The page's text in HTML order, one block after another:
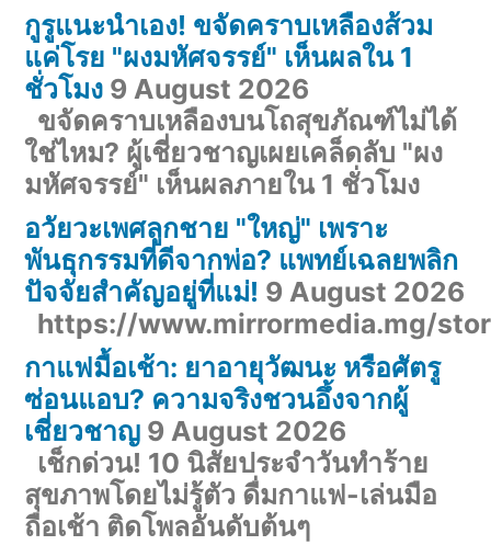
กูรูแนะนำเอง! ขจัดคราบเหลืองส้วม
แค่โรย "ผงมหัศจรรย์" เห็นผลใน 1
ชั่วโมง 9 August 2026
ขจัดคราบเหลืองบนโถสุขภัณฑ์ไม่ได้
ใช่ไหม? ผู้เชี่ยวชาญเผยเคล็ดลับ "ผง
มหัศจรรย์" เห็นผลภายใน 1 ชั่วโมง
อวัยวะเพศลูกชาย "ใหญ่" เพราะ
พันธุกรรมที่ดีจากพ่อ? แพทย์เฉลยพลิก
ปัจจัยสำคัญอยู่ที่แม่! 9 August 2026
https://www.mirrormedia.mg/
กาแฟมื้อเช้า: ยาอายุวัฒนะ หรือศัตรู
ซ่อนแอบ? ความจริงชวนอึ้งจากผู้
เชี่ยวชาญ 9 August 2026
เช็กด่วน! 10 นิสัยประจำวันทำร้าย
สุขภาพโดยไม่รู้ตัว ดื่มกาแฟ-เล่นมือ
ถือเช้า ติดโพลอันดับต้นๆ